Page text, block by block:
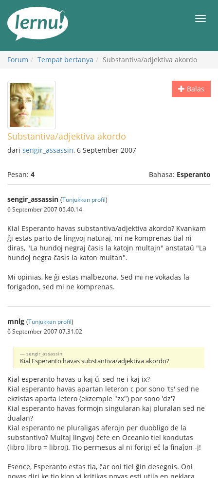
daftar
Forum Tempat bertanya Substantiva/adjektiva akordo
Balas
Substantiva/adjektiva akordo
dari sengir_assassin, 6 September 2007
Pesan: 4 Bahasa: Esperanto
sengir_assassin (Tunjukkan profil)
6 September 2007 05.40.14
Kial Esperanto havas substantiva/adjektiva akordo? Kvankam
ĝi estas parto de lingvoj naturaj, mi ne komprenas tial ni
diras, "La hundoj negraj ĉasis la katojn multajn" anstataŭ "La
hundoj negra ĉasis la katon multan".
Mi opinias, ke ĝi estas malbezona. Sed mi ne vokadas la
forigadon, sed mi ne komprenas.
mnlg (Tunjukkan profil)
6 September 2007 07.31.02
sengir_assassin:
Kial Esperanto havas substantiva/adjektiva akordo?
Kial esperanto havas u kaj ŭ, sed ne i kaj ix?
Kial esperanto havas apartan leteron c por sono 'ts' sed ne
ekzistas aparta letero (ekzemple "zx") por sono 'dz'?
Kial esperanto havas formojn singularan kaj pluralan sed ne
dualan?
Kial esperanto ne pluraligas aferojn per duobligo de la
substantivo? Multaj lingvoj ĉefe en Oceanio tiel kondutas
(libro libro = libroj). Tio permesus al ni forigi eĉ la finaĵon -j!
Esence, Esperanto estas tia, ĉar oni tiel ĝin desegnis. Oni